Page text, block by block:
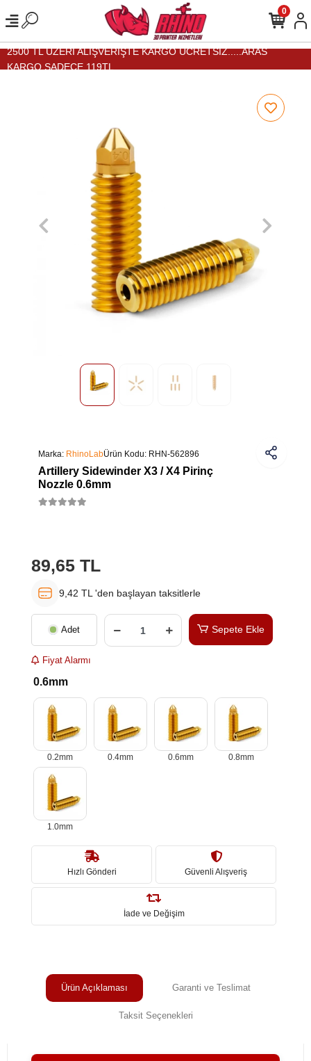
2500 TL ÜZERİ ALIŞVERİŞTE KARGO ÜCRETSİZ.....ARAS
KARGO SADECE 119TL...
0
Marka: RhinoLabÜrün Kodu: RHN-562896
Artillery Sidewinder X3 / X4 Pirinç
Nozzle 0.6mm
89,65 TL
9,42 TL 'den başlayan taksitlerle
Adet Sepete Ekle
Fiyat Alarmı
0.6mm
0.2mm 0.4mm 0.6mm 0.8mm
1.0mm
Hızlı Gönderi Güvenli Alışveriş
İade ve Değişim
Ürün Açıklaması Garanti ve Teslimat
Taksit Seçenekleri